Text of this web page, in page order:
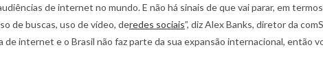
de internet no mundo. E não há sinais de que vai parar, em
de buscas, uso de vídeo, deredes sociais”, diz Alex Banks, diretor da
de internet e o Brasil não faz parte da sua expansão internacional, então